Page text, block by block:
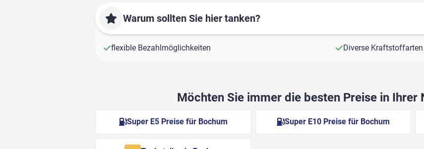
Warum sollten Sie hier tanken?
flexible Bezahlmöglichkeiten Diverse
Möchten Sie immer die besten Preise in Ihrer
Super E5 Preise für Bochum Super E10 Preise für Bochum